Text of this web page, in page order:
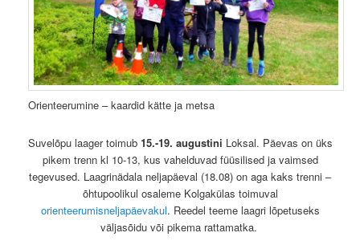
Orienteerumine – kaardid kätte ja metsa
Suvelõpu laager toimub 15.-19. augustini Loksal. Päevas on üks
pikem trenn kl 10-13, kus vahelduvad füüsilised ja vaimsed
tegevused. Laagrinädala neljapäeval (18.08) on aga kaks trenni –
õhtupoolikul osaleme Kolgakülas toimuval
orienteerumisneljapäevakul. Reedel teeme laagri lõpetuseks
väljasõidu või pikema rattamatka.